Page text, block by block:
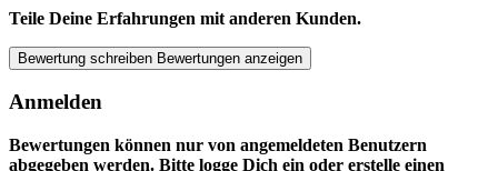
Teile Deine Erfahrungen mit anderen Kunden.
Bewertung schreiben Bewertungen anzeigen
Anmelden
Bewertungen können nur von angemeldeten Benutzern
abgegeben werden. Bitte logge Dich ein oder erstelle einen